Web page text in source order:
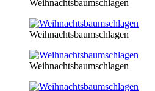
Weihnachtsbaumschlagen
Weihnachtsbaumschlagen
Weihnachtsbaumschlagen